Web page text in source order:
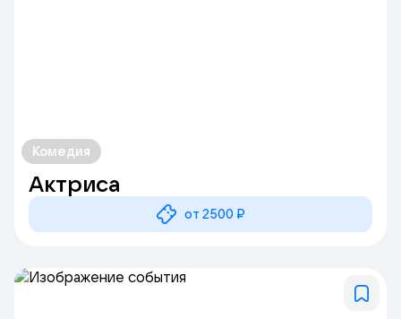
Комедия
Актриса
от 2500 ₽